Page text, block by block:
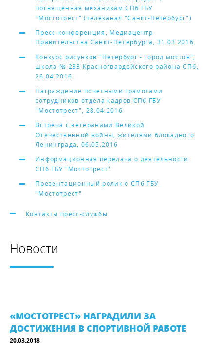
посвященная механикам СПб ГБУ
"Мостотрест" (телеканал "Санкт-Петербург")
Пресс-конференция, Медиацентр
Правительства Санкт-Петербурга, 31.03.2016
Конкурс рисунков "Петербург - город мостов",
школа № 233 Красногвардейского района СПб,
26.04.2016
Награждение почетными грамотами
сотрудников отдела кадров СПб ГБУ
"Мостотрест", 28.04.2016
Встреча с ветеранами Великой
Отечественной войны, жителями блокадного
Ленинграда, 06.05.2016
Информационная передача о деятельности
СПб ГБУ "Мостотрест"
Презентационный ролик о СПб ГБУ
"Мостотрест"
Контакты пресс-службы
Новости
«МОСТОТРЕСТ» НАГРАДИЛИ ЗА
ДОСТИЖЕНИЯ В СПОРТИВНОЙ РАБОТЕ
20.03.2018